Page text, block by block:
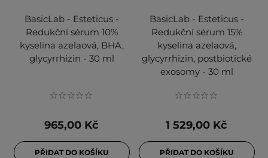
BasicLab - Esteticus -
Redukční sérum 10%
kyselina azelaová, BHA,
glycyrrhizin - 30 ml
965,00 Kč
PŘIDAT DO KOŠÍKU
BasicLab - Esteticus -
Redukční sérum 15%
kyselina azelaová,
glycyrrhizin, postbiotické
exosomy - 30 ml
1 529,00 Kč
PŘIDAT DO KOŠÍKU